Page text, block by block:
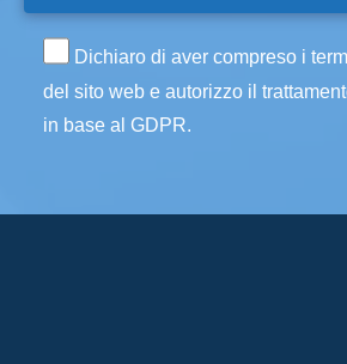
Dichiaro di aver compreso i
del sito web e autorizzo il
in base al GDPR.